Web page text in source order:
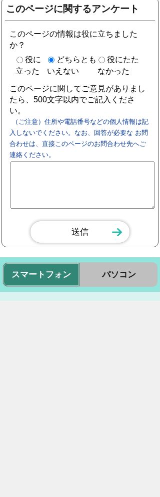
このページに関するアンケート
このページの情報は役に立ちました
か？
役に
立った
どちらとも
いえない
役にたた
なかった
このページに関してご意見がありまし
たら、500文字以内でご記入くださ
い。
（ご注意）住所や電話番号などの個人情報は記
入しないでください。なお、回答が必要な お問
合わせは、直接このページのお問合わせ先へご
連絡ください。
スマートフォン パソコン